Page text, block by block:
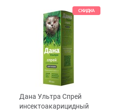
СКИДКА
Дана Ультра Спрей
инсектоакарицидный